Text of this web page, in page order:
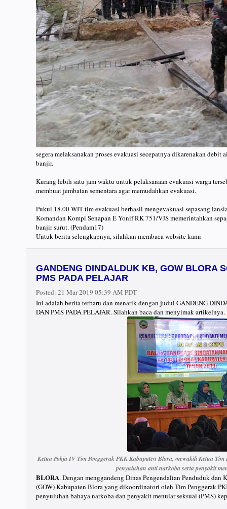
segera melaksanakan proses evakuasi secepatnya dikarenakan
banjir.
Kurang lebih satu jam waktu untuk pelaksanaan evakuasi warga
membuat jembatan sementara agar memudahkan evakuasi.
Pukul 18.00 WIT tim evakuasi berhasil mengevakuasi sepasang
Komandan Kompi Senapan E Yonif RK 751/VJS memerintahkan
banjir surut. (Pendam17)
Untuk berita selengkapnya, silahkan membaca website kami
GANDENG DINDALDUK KB, GOW BLORA
PMS PADA PELAJAR
Posted: 21 Mar 2019 05:39 AM PDT
Ini adalah berita terbaru dan menarik dengan judul GANDENG
DAN PMS PADA PELAJAR. Silahkan baca dan menyimak artikelnya.
Ketua Pokja IV Tim Penggerak PKK Kabupaten Blora, mewakili Ketua
penyuluhan anti narkoba serta penyakit
BLORA. Dengan menggandeng Dinas Pengendalian Penduduk
(GOW) Kabupaten Blora yang dikoordinatori oleh Tim Penggerak
penyuluhan bahaya narkoba dan penyakit menular seksual (PMS)